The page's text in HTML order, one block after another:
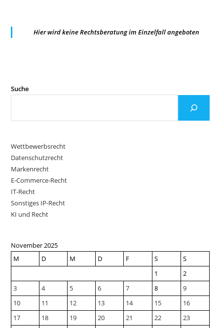
Hier wird keine Rechtsberatung im Einzelfall angeboten
Suche
Wettbewerbsrecht
Datenschutzrecht
Markenrecht
E-Commerce-Recht
IT-Recht
Sonstiges IP-Recht
KI und Recht
November 2025
M
D M D F S
S
1
2
3
4 5 6 7 8
9
10
11 12 13 14 15
16
17
18 19 20 21 22
23